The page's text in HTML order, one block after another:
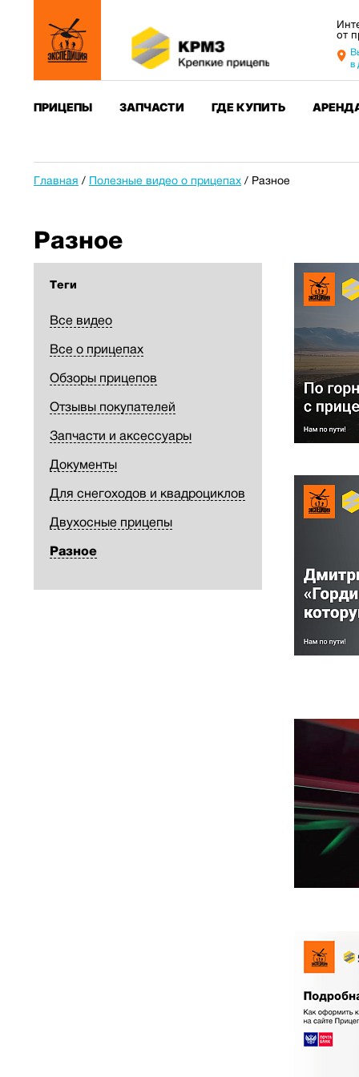
от
в
ПРИЦЕПЫ ЗАПЧАСТИ ГДЕ КУПИТЬ
Главная / Полезные видео о прицепах / Разное
Разное
Теги
Все видео
Все о прицепах
Обзоры прицепов
Отзывы покупателей
Запчасти и аксессуары
Документы
Для снегоходов и квадроциклов
Двухосные прицепы
Разное